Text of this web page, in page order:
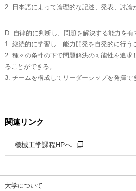
2. 日本語によって論理的な記述、発表、討論
D. 自律的に判断し、問題を解決する能力を有
1. 継続的に学習し、能力開発を自発的に行う
2. 種々の条件の下で問題解決の可能性を追求
ることができる。
3. チームを構成してリーダーシップを発揮で
関連リンク
機械工学課程HPへ
大学について